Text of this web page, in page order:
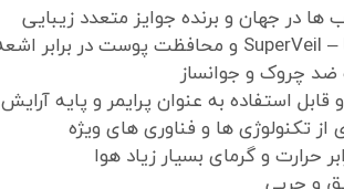
در جهان و برنده جوایز متعدد زیبایی
استفاده به عنوان پرایمر و پایه آرایش
تکنولوژی ها و فناوری های ویژه
و گرمای بسیار زیاد هوا